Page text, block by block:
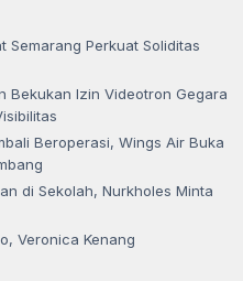
Semarang Perkuat Soliditas
Bekukan Izin Videotron Gegara
Beroperasi, Wings Air Buka
di Sekolah, Nurkholes Minta
Veronica Kenang